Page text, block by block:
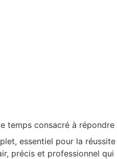
consacré à
essentiel pour la
précis et professionnel